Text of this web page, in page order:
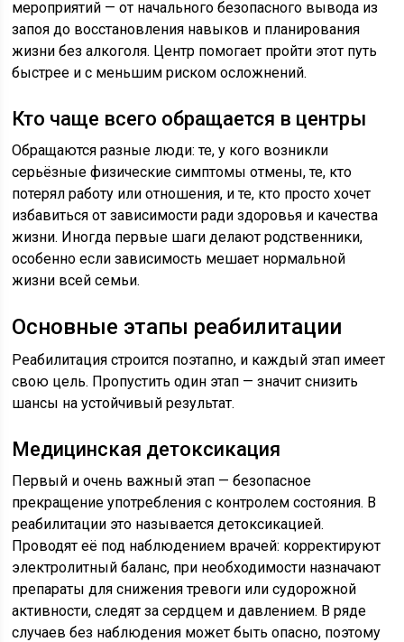
мероприятий — от начального безопасного вывода из
запоя до восстановления навыков и планирования
жизни без алкоголя. Центр помогает пройти этот путь
быстрее и с меньшим риском осложнений.
Кто чаще всего обращается в центры
Обращаются разные люди: те, у кого возникли
серьёзные физические симптомы отмены, те, кто
потерял работу или отношения, и те, кто просто хочет
избавиться от зависимости ради здоровья и качества
жизни. Иногда первые шаги делают родственники,
особенно если зависимость мешает нормальной
жизни всей семьи.
Основные этапы реабилитации
Реабилитация строится поэтапно, и каждый этап имеет
свою цель. Пропустить один этап — значит снизить
шансы на устойчивый результат.
Медицинская детоксикация
Первый и очень важный этап — безопасное
прекращение употребления с контролем состояния. В
реабилитации это называется детоксикацией.
Проводят её под наблюдением врачей: корректируют
электролитный баланс, при необходимости назначают
препараты для снижения тревоги или судорожной
активности, следят за сердцем и давлением. В ряде
случаев без наблюдения может быть опасно, поэтому